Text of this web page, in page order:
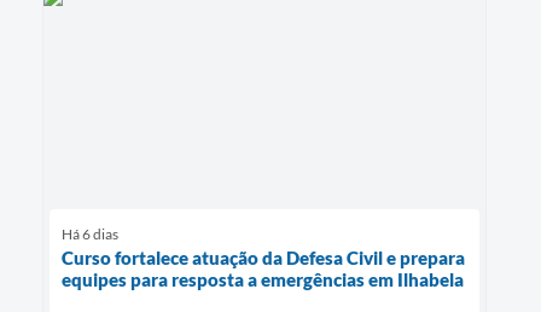
Há 6 dias
Curso fortalece atuação da Defesa Civil e prepara
equipes para resposta a emergências em Ilhabela